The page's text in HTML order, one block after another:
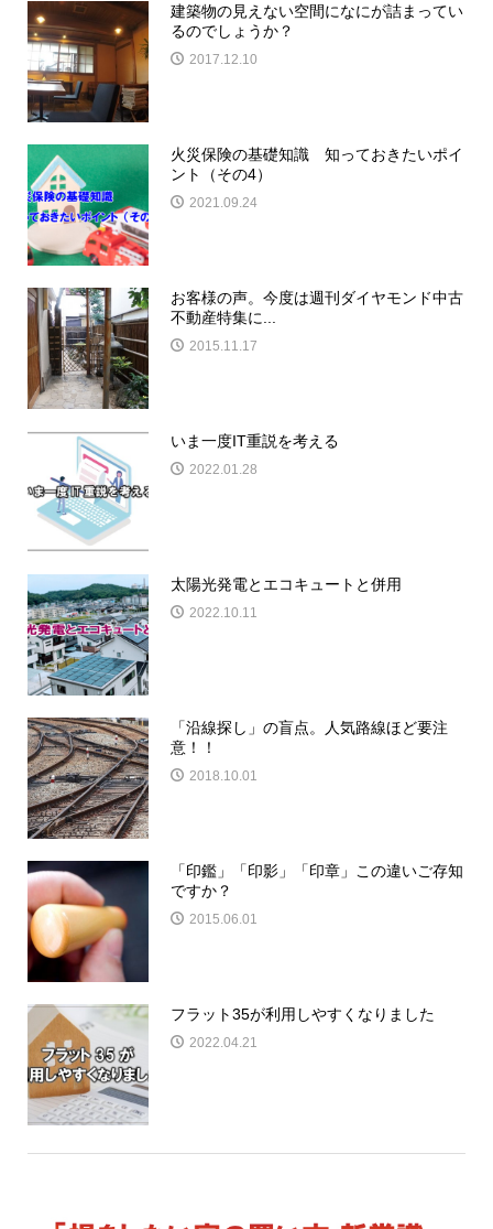
建築物の見えない空間になにが詰まってい
るのでしょうか？
2017.12.10
火災保険の基礎知識 知っておきたいポイ
ント（その4）
2021.09.24
お客様の声。今度は週刊ダイヤモンド中古
不動産特集に...
2015.11.17
いま一度IT重説を考える
2022.01.28
太陽光発電とエコキュートと併用
2022.10.11
「沿線探し」の盲点。人気路線ほど要注
意！！
2018.10.01
「印鑑」「印影」「印章」この違いご存知
ですか？
2015.06.01
フラット35が利用しやすくなりました
2022.04.21